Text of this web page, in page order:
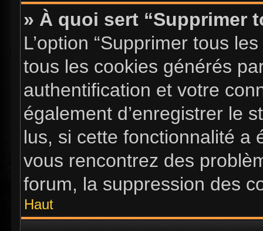
» À quoi sert “Supprimer
L’option “Supprimer tous
tous les cookies générés
authentification et votre
également d’enregistrer le
lus, si cette fonctionnalité a
vous rencontrez des
forum, la suppression des
Haut